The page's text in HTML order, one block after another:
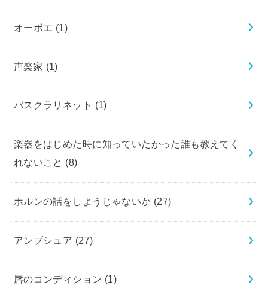
オーボエ (1)
声楽家 (1)
バスクラリネット (1)
楽器をはじめた時に知っていたかった誰も教えてく
れないこと (8)
ホルンの話をしようじゃないか (27)
アンブシュア (27)
唇のコンディション (1)